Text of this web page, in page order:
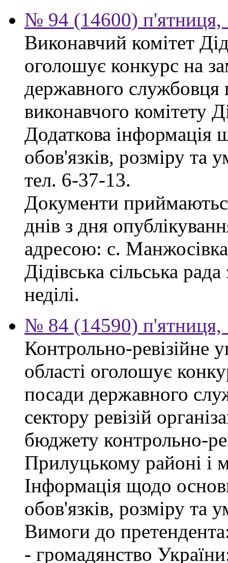
№ 94 (14600) п'ятниця,
Виконавчий комітет
оголошує конкурс на
державного службовця
виконавчого комітету
Додаткова інформація
обов'язків, розміру та
тел. 6-37-13.
Документи
днів з дня
адресою: с.
Дідівська сільська
неділі.
№ 84 (14590) п'ятниця,
Контрольно-ревізійне
області оголошує
посади державного
сектору ревізій
бюджету контрольно-
Прилуцькому районі і
Інформація щодо
обов'язків, розміру та
Вимоги до
- громадянство